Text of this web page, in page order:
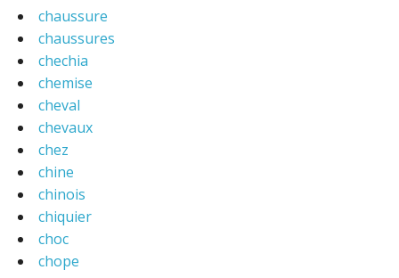
chaussure
chaussures
chechia
chemise
cheval
chevaux
chez
chine
chinois
chiquier
choc
chope